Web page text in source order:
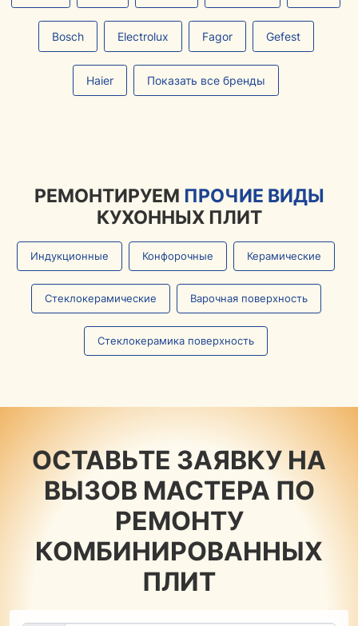
Bosch Electrolux Fagor Gefest
Haier Показать все бренды
РЕМОНТИРУЕМ ПРОЧИЕ ВИДЫ
КУХОННЫХ ПЛИТ
Индукционные Конфорочные Керамические
Стеклокерамические Варочная поверхность
Стеклокерамика поверхность
ОСТАВЬТЕ ЗАЯВКУ НА
ВЫЗОВ МАСТЕРА ПО
РЕМОНТУ
КОМБИНИРОВАННЫХ
ПЛИТ